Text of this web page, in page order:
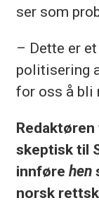
ser som
– Dette er
politisering
for oss å bli
skeptisk til
innføre hen
norsk